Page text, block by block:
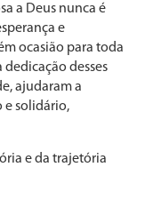
a Deus nunca é
e
ocasião para toda
desses
ajudaram a
e solidário,
e da trajetória